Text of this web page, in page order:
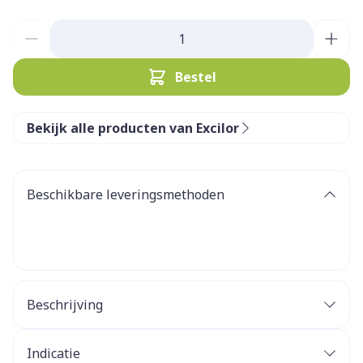
Bestel
Bekijk alle producten van Excilor
Beschikbare leveringsmethoden
Beschrijving
Indicatie